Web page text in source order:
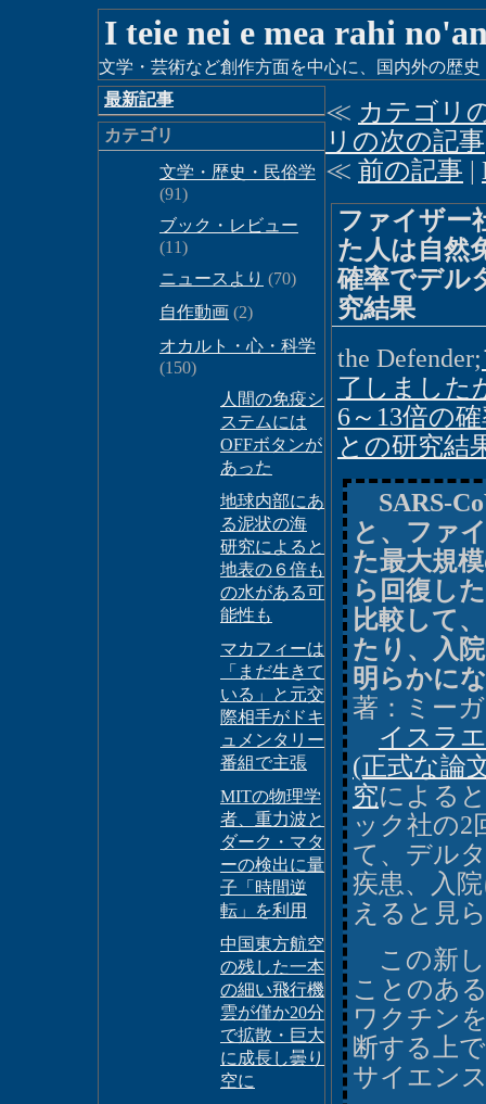
I teie nei e mea rahi
文学・芸術など創作方面を中心に、国内外の歴
最新記事
カテゴリ
文学・歴史・民俗学
(91)
ブック・レビュー
(11)
ニュースより (70)
自作動画 (2)
オカルト・心・科学
(150)
人間の免疫シ
ステムには
OFFボタンが
あった
地球内部にあ
る泥状の海
研究によると
地表の６倍も
の水がある可
能性も
マカフィーは
「まだ生きて
いる」と元交
際相手がドキ
ュメンタリー
番組で主張
MITの物理学
者、重力波と
ダーク・マタ
ーの検出に量
子「時間逆
転」を利用
中国東方航空
の残した一本
の細い飛行機
雲が僅か20分
で拡散・巨大
に成長し曇り
空に
≪ カテゴリ
リの次の記事
≪ 前の記事 |
ファイザー
た人は自然
確率でデル
究結果
the Defender;
了しました
6～13倍の
との研究結
SARS-
と、ファ
た最大規
ら回復し
比較して
たり、入
明らかに
著：ミー
イスラ
(正式な論
究による
ック社の2
て、デル
疾患、入
えると見
この新し
ことのあ
ワクチン
断する上
サイエン